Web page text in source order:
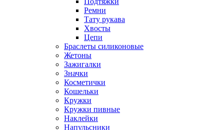
Ремни
Тату рукава
Хвосты
Цепи
Браслеты силиконовые
Жетоны
Зажигалки
Значки
Косметички
Кошельки
Кружки
Кружки пивные
Наклейки
Напульсники